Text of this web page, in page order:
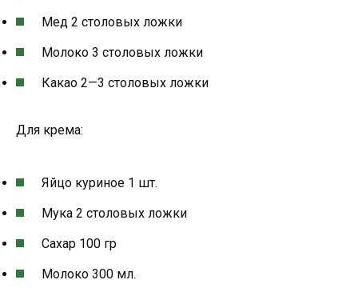
Мед 2 столовых ложки
Молоко 3 столовых ложки
Какао 2—3 столовых ложки
Для крема:
Яйцо куриное 1 шт.
Мука 2 столовых ложки
Сахар 100 гр
Молоко 300 мл.